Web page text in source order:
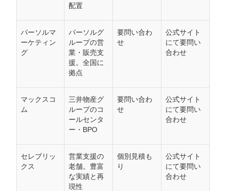
配置
パーソルマ
ーケティン
グ
パーソルグ
ループの営
業・販売支
援。全国に
拠点
要問い合わ
せ
公式サイト
にて要問い
合わせ
マックスコ
ム
三井物産グ
ループのコ
ールセンタ
ー・BPO
要問い合わ
せ
公式サイト
にて要問い
合わせ
セレブリッ
クス
営業支援の
老舗。豊富
な実績と再
現性
個別見積も
り
公式サイト
にて要問い
合わせ